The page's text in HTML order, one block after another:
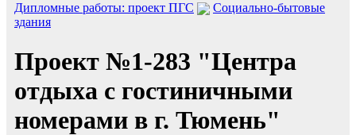
Дипломные работы: проект ПГС
Социально-бытовые
здания
Проект №1-283 "Центра
отдыха с гостиничными
номерами в г. Тюмень"